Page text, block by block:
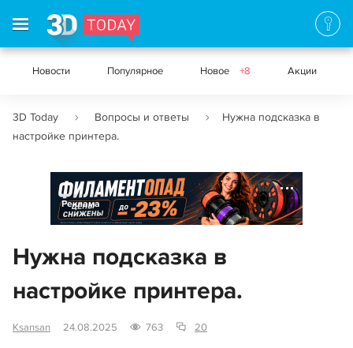
Новости Популярное Новое +8 Акции
3D Today Вопросы и ответы
Нужна подсказка в
настройке принтера.
Реклама
Нужна подсказка в
настройке принтера.
Ksansan 24.08.2025 763 20